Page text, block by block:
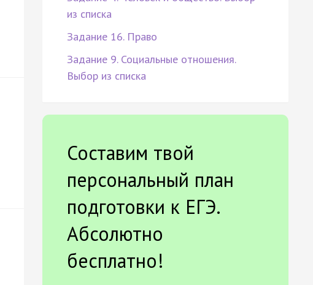
из списка
Задание 16. Право
Задание 9. Социальные отношения.
Выбор из списка
Составим твой
персональный план
подготовки к ЕГЭ.
Абсолютно
бесплатно!